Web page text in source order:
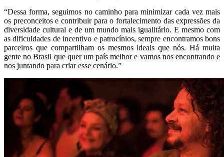
“Dessa forma, seguimos no caminho para minimizar cada vez mais
os preconceitos e contribuir para o fortalecimento das expressões da
diversidade cultural e de um mundo mais igualitário. E mesmo com
as dificuldades de incentivo e patrocínios, sempre encontramos bons
parceiros que compartilham os mesmos ideais que nós. Há muita
gente no Brasil que quer um país melhor e vamos nos encontrando e
nos juntando para criar esse cenário.”